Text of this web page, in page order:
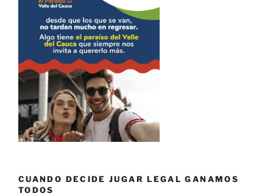
CUANDO DECIDE JUGAR LEGAL GANAMOS
TODOS